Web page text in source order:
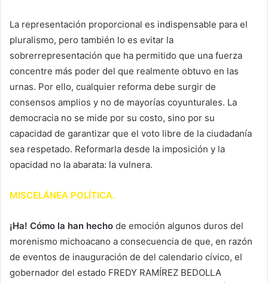
La representación proporcional es indispensable para el
pluralismo, pero también lo es evitar la
sobrerrepresentación que ha permitido que una fuerza
concentre más poder del que realmente obtuvo en las
urnas. Por ello, cualquier reforma debe surgir de
consensos amplios y no de mayorías coyunturales. La
democracia no se mide por su costo, sino por su
capacidad de garantizar que el voto libre de la ciudadanía
sea respetado. Reformarla desde la imposición y la
opacidad no la abarata: la vulnera.
MISCELÁNEA POLÍTICA.
¡Ha! Cómo la han hecho de emoción algunos duros del
morenismo michoacano a consecuencia de que, en razón
de eventos de inauguración de del calendario cívico, el
gobernador del estado FREDY RAMÍREZ BEDOLLA